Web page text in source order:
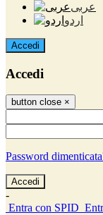
عربى
اردو
Accedi
Accedi
button close ×
Password
-
Entra con SPID